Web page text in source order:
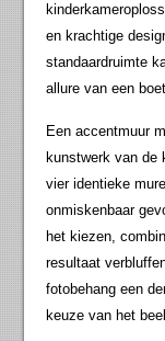
en krachtige
standaardruimte
allure van een
Een accentmuur
kunstwerk van de
vier identieke
onmiskenbaar
het kiezen,
resultaat
fotobehang een
keuze van het